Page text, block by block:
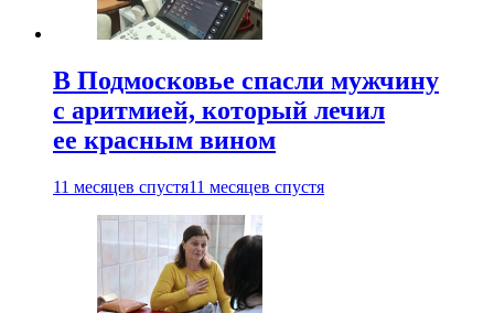
В Подмосковье спасли мужчину
с аритмией, который лечил
ее красным вином
11 месяцев спустя11 месяцев спустя